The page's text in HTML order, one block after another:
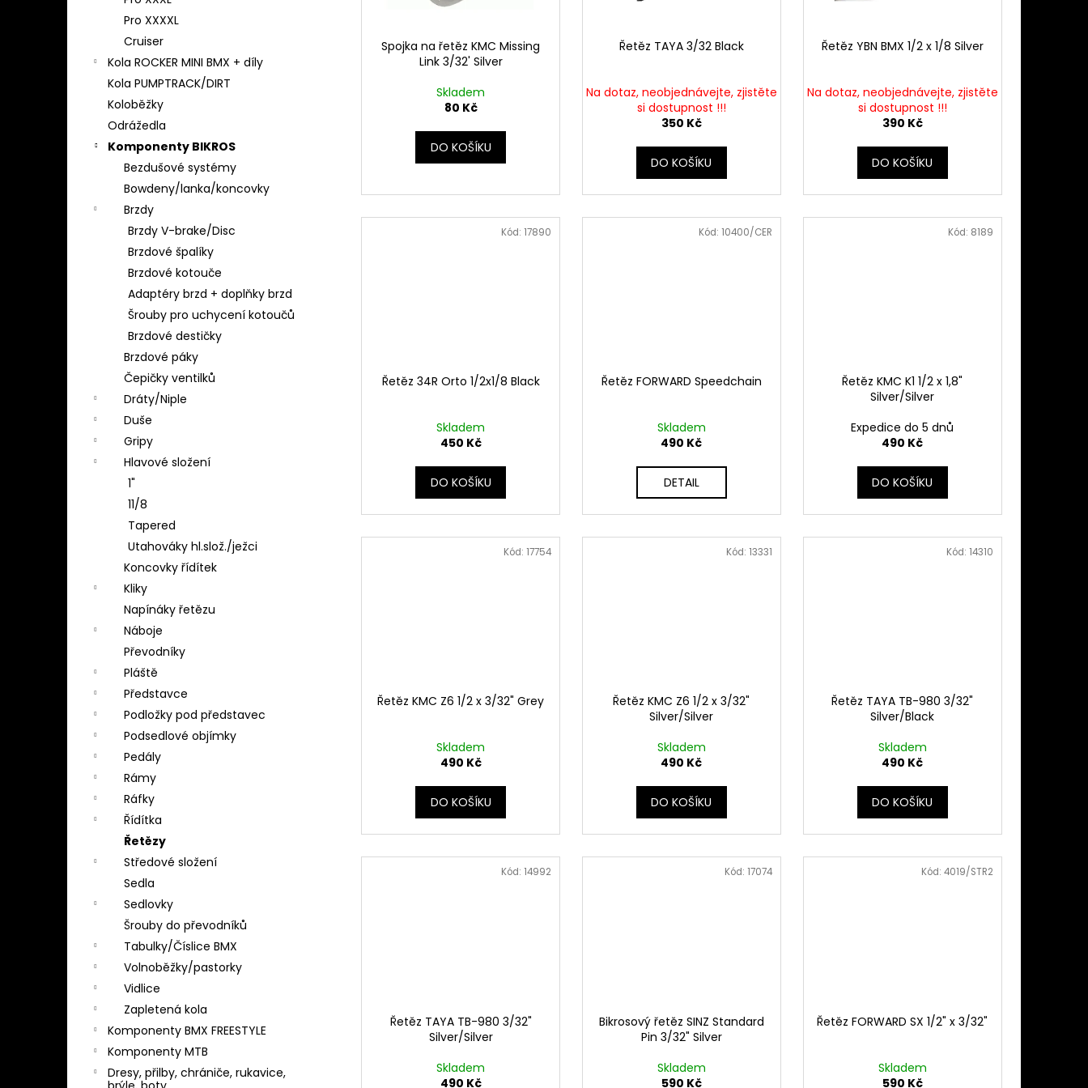
Pro XXXXL
Cruiser
Kola ROCKER MINI BMX + díly
Kola PUMPTRACK/DIRT
Koloběžky
Odrážedla
Komponenty BIKROS
Bezdušové systémy
Bowdeny/lanka/koncovky
Brzdy
Brzdy V-brake/Disc
Brzdové špalíky
Brzdové kotouče
Adaptéry brzd + doplňky brzd
Šrouby pro uchycení kotoučů
Brzdové destičky
Brzdové páky
Čepičky ventilků
Dráty/Niple
Duše
Gripy
Hlavové složení
1"
11/8
Tapered
Utahováky hl.slož./ježci
Koncovky řídítek
Kliky
Napínáky řetězu
Náboje
Převodníky
Pláště
Představce
Podložky pod představec
Podsedlové objímky
Pedály
Rámy
Ráfky
Řídítka
Řetězy
Středové složení
Sedla
Sedlovky
Šrouby do převodníků
Tabulky/Číslice BMX
Volnoběžky/pastorky
Vidlice
Zapletená kola
Komponenty BMX FREESTYLE
Komponenty MTB
Dresy, přilby, chrániče, rukavice,
Spojka na řetěz KMC Missing
Link 3/32' Silver
Skladem
80 Kč
DO KOŠÍKU
Řetěz TAYA 3/32 Black
Na dotaz, neobjednávejte, zjistěte
si dostupnost !!!
350 Kč
DO KOŠÍKU
Řetěz YBN BMX 1/2 x 1/8 Silver
Na dotaz, neobjednávejte, zjistěte
si dostupnost !!!
390 Kč
DO KOŠÍKU
Řetěz 34R Orto 1/2x1/8 Black
Skladem
450 Kč
DO KOŠÍKU
Kód:17890
Řetěz FORWARD Speedchain
Skladem
490 Kč
DETAIL
Kód: 10400/CER
Řetěz KMC K1 1/2 x 1,8"
Silver/Silver
Expedice do 5 dnů
490 Kč
DO KOŠÍKU
Kód: 8189
Řetěz KMC Z6 1/2 x 3/32" Grey
Skladem
490 Kč
DO KOŠÍKU
Kód:17754
Řetěz KMC Z6 1/2 x 3/32"
Silver/Silver
Skladem
490 Kč
DO KOŠÍKU
Kód: 13331
Řetěz TAYA TB-980 3/32"
Silver/Black
Skladem
490 Kč
DO KOŠÍKU
Kód: 14310
Řetěz TAYA TB-980 3/32"
Silver/Silver
Skladem
490 Kč
Kód:14992
Bikrosový řetěz SINZ Standard
Pin 3/32" Silver
Skladem
590 Kč
Kód: 17074
Řetěz FORWARD SX 1/2" x 3/32"
Skladem
590 Kč
Kód: 4019/STR2